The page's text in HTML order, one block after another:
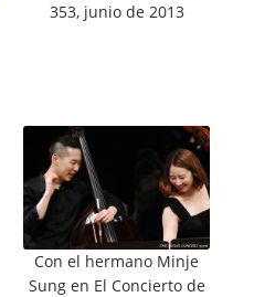
353, junio de 2013
Con el hermano Minje
Sung en El Concierto de